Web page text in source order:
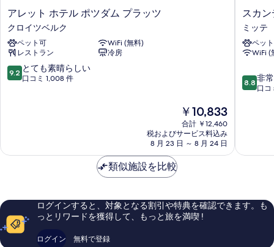
す
る
の
写
真
を
表
の
写
真
を
表
示
す
る
ア
レ
ッ
ト
ホ
テ
ル
ッ
イ
ベ
ル
アレット ホテル ポツダム プラッツ
クロイツベルク
ペット可
WiFi (無料)
レストラン
冷房
10
段
素
い、
コ
ミ
9.2 とても素晴らしい
口コミ 1,008 件
現
在
の
料
金
￥10,833
合計 ￥12,460
税およびサービス料込み
8 月 23 日 ～ 8 月 24 日
ス
カ
ン
デ
ィ
ク
ベ
ダ
ッ
ツ
スカ
ミッテ
ペッ
WiFi (
10
段
に
コ
ミ
8.8 非
口コ
類似施設を比較
ログインすると、対象となる割引や特典を確認できます。も
っとリワードを獲得して、もっと旅を満喫 !
ログイン 無料で登録